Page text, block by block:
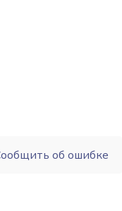
об ошибке